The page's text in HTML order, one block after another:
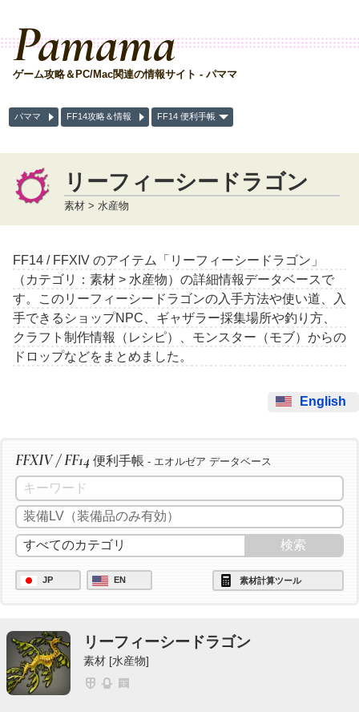
Pamama
ゲーム攻略＆PC/Mac関連の情報サイト - パママ
パママ FF14攻略＆情報 FF14 便利手帳
リーフィーシードラゴン
素材 > 水産物
FF14 / FFXIV のアイテム「リーフィーシードラゴン」
（カテゴリ：素材 > 水産物）の詳細情報データベースで
す。このリーフィーシードラゴンの入手方法や使い道、入
手できるショップNPC、ギャザラー採集場所や釣り方、
クラフト制作情報（レシピ）、モンスター（モブ）からの
ドロップなどをまとめました。
English
FFXIV / FF14 便利手帳 - エオルゼア データベース
JP EN 素材計算ツール
リーフィーシードラゴン
素材 [水産物]